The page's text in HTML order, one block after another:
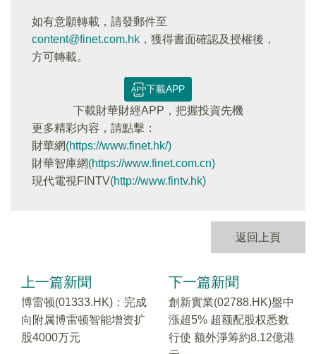
如有意願轉載，請發郵件至
content@finet.com.hk ，獲得書面確認及授權後，
方可轉載。
下載APP
下載財華財經APP，把握投資先機
更多精彩内容，請點擊：
財華網(https://www.finet.hk/)
財華智庫網(https://www.finet.com.cn)
現代電視FINTV(http://www.fintv.hk)
返回上頁
上一篇新聞
博雷顿(01333.HK)：完成
向附属博雷顿智能增资扩
股4000万元
下一篇新聞
創新實業(02788.HK)盤中
漲超5% 超额配股权悉数
行使 额外淨筹約8.12億港